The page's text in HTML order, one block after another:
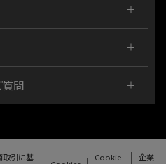
質問
取引に基
Cookie
企業